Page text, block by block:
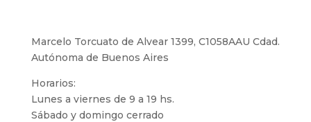
Marcelo Torcuato de Alvear 1399, C1058AAU Cdad.
Autónoma de Buenos Aires
Horarios:
Lunes a viernes de 9 a 19 hs.
Sábado y domingo cerrado